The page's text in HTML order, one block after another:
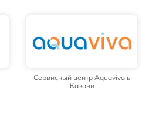
Сервисный центр Aquaviva в
Казани